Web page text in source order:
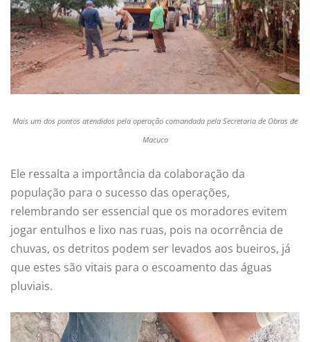
Mais um dos pontos atendidos pela operação comandada pela Secretaria de Obras de
Macuco
Ele ressalta a importância da colaboração da
população para o sucesso das operações,
relembrando ser essencial que os moradores evitem
jogar entulhos e lixo nas ruas, pois na ocorrência de
chuvas, os detritos podem ser levados aos bueiros, já
que estes são vitais para o escoamento das águas
pluviais.